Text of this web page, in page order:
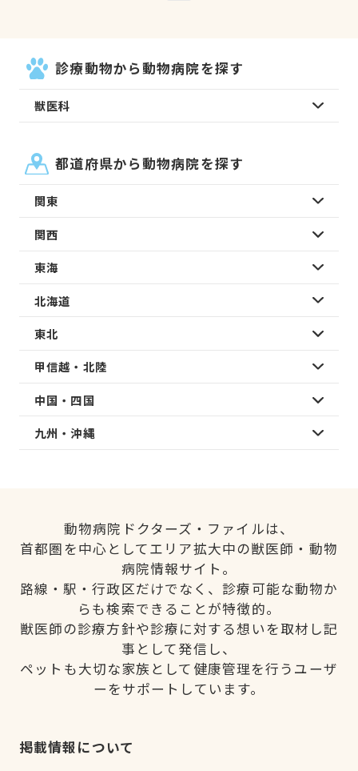
診療動物から動物病院を探す
獣医科
都道府県から動物病院を探す
関東
関西
東海
北海道
東北
甲信越・北陸
中国・四国
九州・沖縄
動物病院ドクターズ・ファイルは、
首都圏を中心としてエリア拡大中の獣医師・動物
病院情報サイト。
路線・駅・行政区だけでなく、診療可能な動物か
らも検索できることが特徴的。
獣医師の診療方針や診療に対する想いを取材し記
事として発信し、
ペットも大切な家族として健康管理を行うユーザ
ーをサポートしています。
掲載情報について